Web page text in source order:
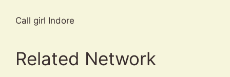
Call girl Indore
Related Network